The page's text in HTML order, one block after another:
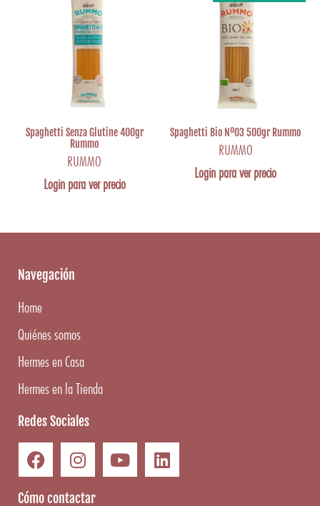
Spaghetti Senza Glutine 400gr
Rummo
RUMMO
Login para ver precio
Spaghetti Bio Nº03 500gr Rummo
RUMMO
Login para ver precio
Navegación
Home
Quiénes somos
Hermes en Casa
Hermes en la Tienda
Redes Sociales
Cómo contactar